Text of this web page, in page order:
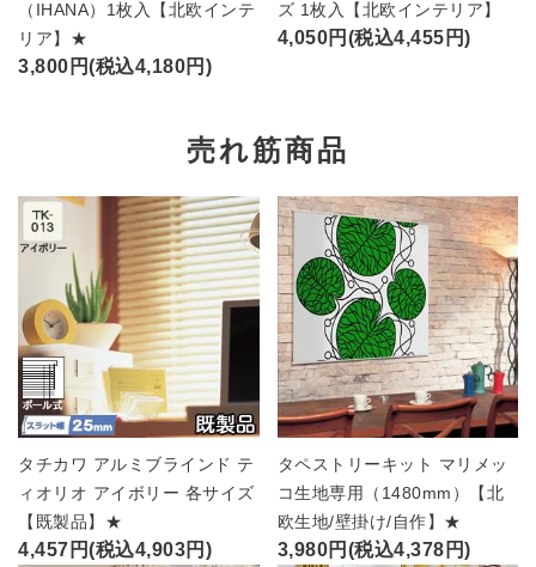
（IHANA）1枚入【北欧インテ
リア】★
3,800円(税込4,180円)
ズ 1枚入【北欧インテリア】
4,050円(税込4,455円)
売れ筋商品
タチカワ アルミブラインド テ
ィオリオ アイボリー 各サイズ
【既製品】★
4,457円(税込4,903円)
タペストリーキット マリメッ
コ生地専用（1480mm）【北
欧生地/壁掛け/自作】★
3,980円(税込4,378円)